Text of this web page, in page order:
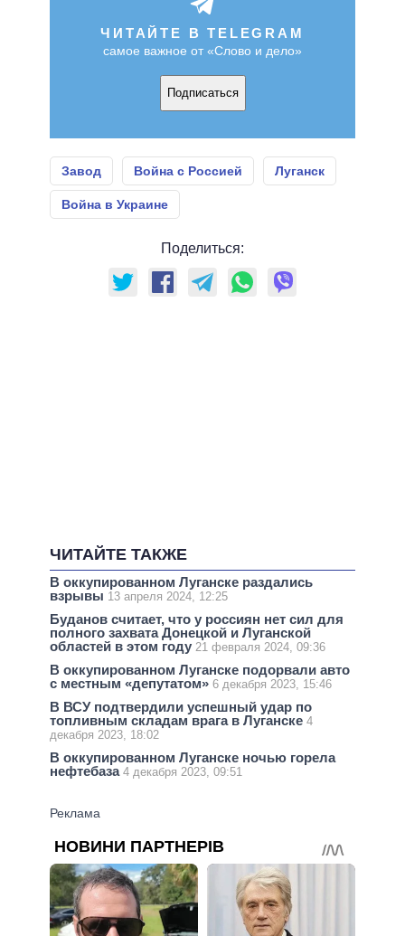
ЧИТАЙТЕ В TELEGRAM
самое важное от «Слово и дело»
Подписаться
Завод Война с Россией Луганск
Война в Украине
Поделиться:
ЧИТАЙТЕ ТАКЖЕ
В оккупированном Луганске раздались
взрывы 13 апреля 2024, 12:25
Буданов считает, что у россиян нет сил для
полного захвата Донецкой и Луганской
областей в этом году 21 февраля 2024, 09:36
В оккупированном Луганске подорвали авто
с местным «депутатом» 6 декабря 2023, 15:46
В ВСУ подтвердили успешный удар по
топливным складам врага в Луганске 4
декабря 2023, 18:02
В оккупированном Луганске ночью горела
нефтебаза 4 декабря 2023, 09:51